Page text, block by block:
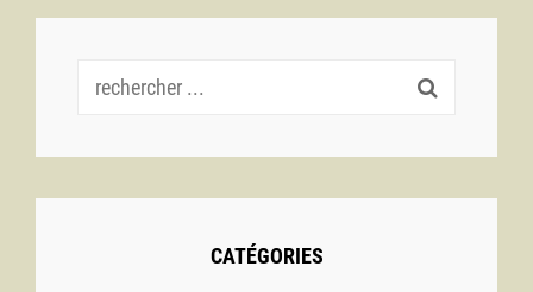
Les
Recherche
CATÉGORIES